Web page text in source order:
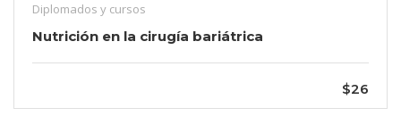
Diplomados y cursos
Nutrición en la cirugía bariátrica
$26